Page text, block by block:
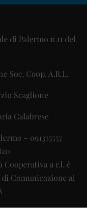
di Palermo n.11 del
Soc. Coop. A.R.L.
Scaglione
Calabrese
– 091335557
a r.l. è
Comunicazione al